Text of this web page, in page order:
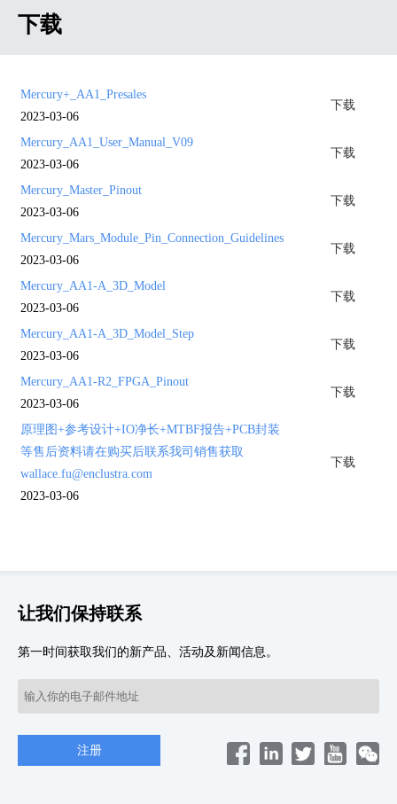
下载
Mercury+_AA1_Presales
2023-03-06
下载
Mercury_AA1_User_Manual_V09
2023-03-06
下载
Mercury_Master_Pinout
2023-03-06
下载
Mercury_Mars_Module_Pin_Connection_Guidelines
2023-03-06
下载
Mercury_AA1-A_3D_Model
2023-03-06
下载
Mercury_AA1-A_3D_Model_Step
2023-03-06
下载
Mercury_AA1-R2_FPGA_Pinout
2023-03-06
下载
原理图+参考设计+IO净长+MTBF报告+PCB封装
等售后资料请在购买后联系我司销售获取
wallace.fu@enclustra.com
2023-03-06
下载
让我们保持联系
第一时间获取我们的新产品、活动及新闻信息。